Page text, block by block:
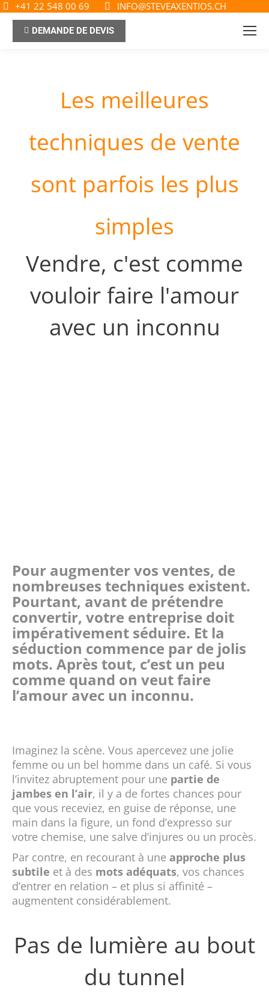
+41 22 548 00 69 INFO@STEVEAXENTIOS.CH
DEMANDE DE DEVIS
Les meilleures
techniques de vente
sont parfois les plus
simples
Vendre, c'est comme
vouloir faire l'amour
avec un inconnu
Pour augmenter vos ventes, de
nombreuses techniques existent.
Pourtant, avant de prétendre
convertir, votre entreprise doit
impérativement séduire. Et la
séduction commence par de jolis
mots. Après tout, c’est un peu
comme quand on veut faire
l’amour avec un inconnu.
Imaginez la scène. Vous apercevez une jolie
femme ou un bel homme dans un café. Si vous
l’invitez abruptement pour une partie de
jambes en l’air, il y a de fortes chances pour
que vous receviez, en guise de réponse, une
main dans la figure, un fond d’expresso sur
votre chemise, une salve d’injures ou un procès.
Par contre, en recourant à une approche plus
subtile et à des mots adéquats, vos chances
d’entrer en relation – et plus si affinité –
augmentent considérablement.
Pas de lumière au bout
du tunnel